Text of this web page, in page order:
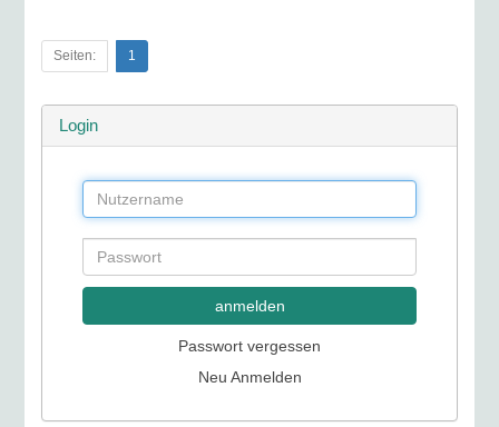
Seiten: 1
Login
anmelden
Passwort vergessen
Neu Anmelden